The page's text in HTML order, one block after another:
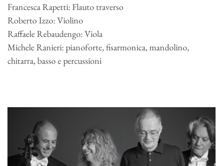
Francesca Rapetti: Flauto traverso
Roberto Izzo: Violino
Raffaele Rebaudengo: Viola
Michele Ranieri: pianoforte, fisarmonica, mandolino,
chitarra, basso e percussioni